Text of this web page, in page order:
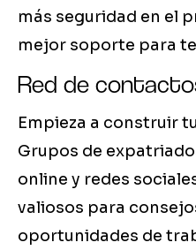
más seguridad en el
mejor soporte para
Red de
Empieza a construir
Grupos de
online y redes
valiosos para
oportunidades de